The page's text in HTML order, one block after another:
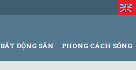
BẤT ĐỘNG SẢN PHONG CÁCH SỐNG